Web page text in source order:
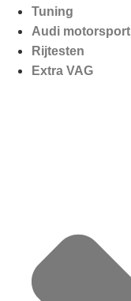
Tuning
Audi motorsport
Rijtesten
Extra VAG